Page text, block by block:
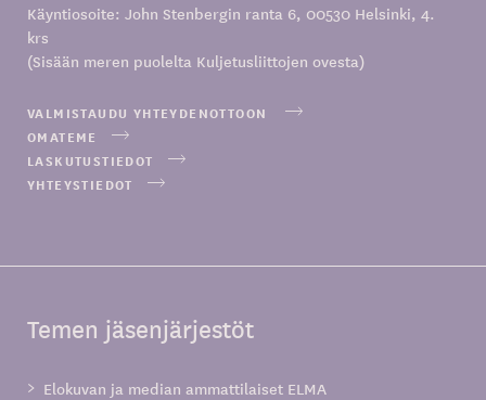
Käyntiosoite: John Stenbergin ranta 6, 00530 Helsinki, 4.
krs
(Sisään meren puolelta Kuljetusliittojen ovesta)
VALMISTAUDU YHTEYDENOTTOON
OMATEME
LASKUTUSTIEDOT
YHTEYSTIEDOT
Temen jäsenjärjestöt
Elokuvan ja median ammattilaiset ELMA